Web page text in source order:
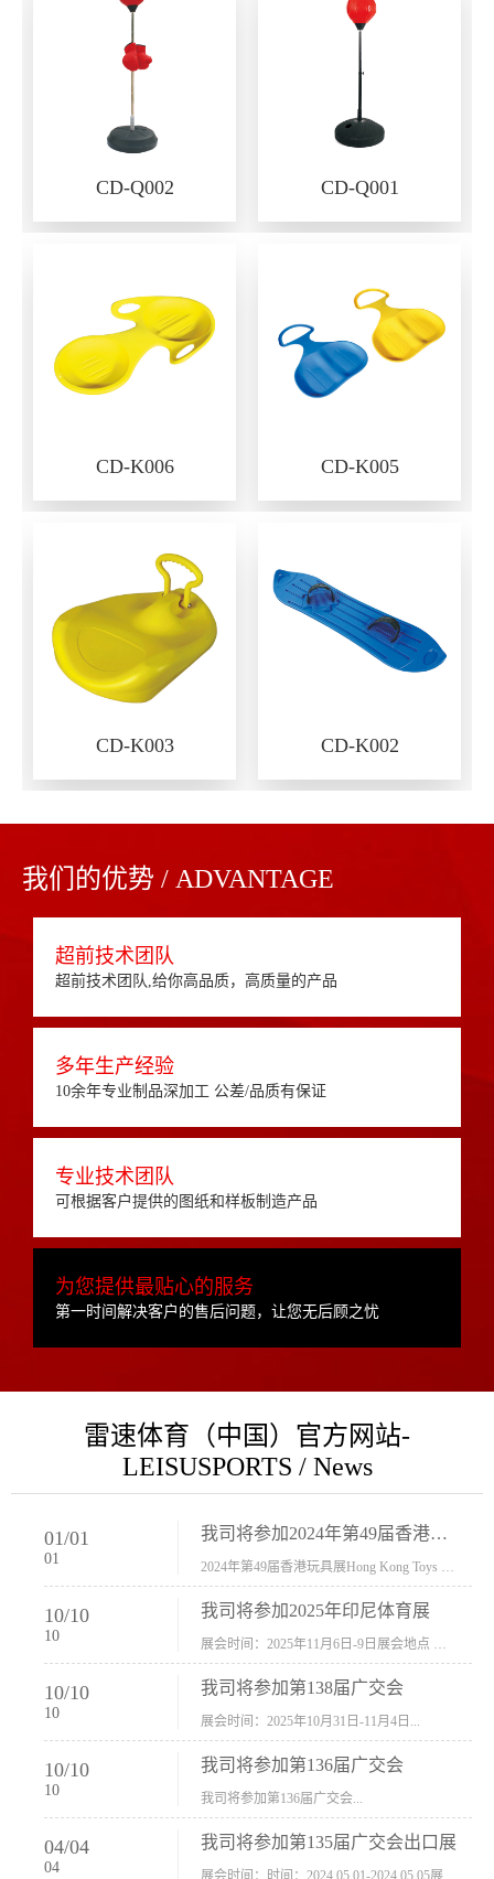
CD-Q002 CD-Q001
CD-K006 CD-K005
CD-K003 CD-K002
我们的优势 / ADVANTAGE
超前技术团队
超前技术团队,给你高品质，高质量的产品
多年生产经验
10余年专业制品深加工 公差/品质有保证
专业技术团队
可根据客户提供的图纸和样板制造产品
为您提供最贴心的服务
第一时间解决客户的售后问题，让您无后顾之忧
雷速体育（中国）官方网站-
LEISUSPORTS / News
01/01
01
我司将参加2024年第49届香港玩具展Hong Kong Toys & Games Fair 欢迎新···
10/10
10
我司将参加2025年印尼体育展
10/10
10
我司将参加第138届广交会
展会时间：2025年10月31日-11月4日...
10/10
10
我司将参加第136届广交会
我司将参加第136届广交会...
04/04
04
我司将参加第135届广交会出口展
展会时间：时间：2024.05.01-2024.05.05展会地址：中国进出口商品交易会展馆福建康莱宝公司展位号12.1G37-38、H11-12，浙江康莱宝展位号17.1B23-24、C19-20...